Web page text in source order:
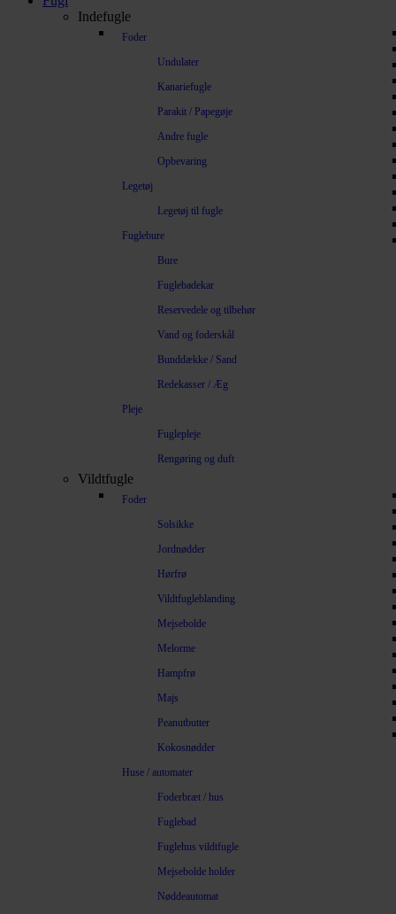
Indefugle
Foder
Undulater
Kanariefugle
Parakit / Papegøje
Andre fugle
Opbevaring
Legetøj
Legetøj til fugle
Fuglebure
Bure
Fuglebadekar
Reservedele og tilbehør
Vand og foderskål
Bunddække / Sand
Redekasser / Æg
Pleje
Fuglepleje
Rengøring og duft
Vildtfugle
Foder
Solsikke
Jordnødder
Hørfrø
Vildtfugleblanding
Mejsebolde
Melorme
Hampfrø
Majs
Peanutbutter
Kokosnødder
Huse / automater
Foderbræt / hus
Fuglebad
Fuglehus vildtfugle
Mejsebolde holder
Nøddeautomat